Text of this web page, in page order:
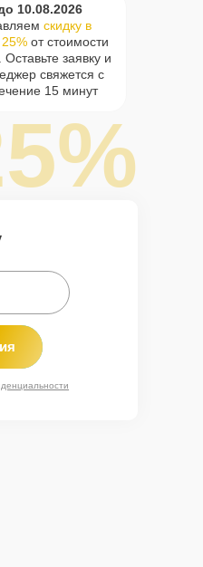
10.08.2026
скидку в
от стоимости
заявку и
свяжется с
15 минут